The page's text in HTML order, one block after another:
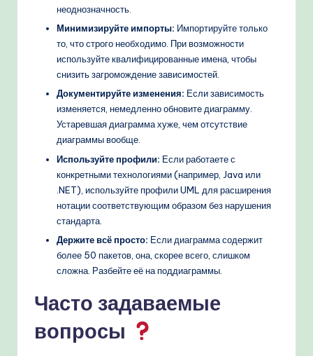
неоднозначность.
Минимизируйте импорты: Импортируйте только
то, что строго необходимо. При возможности
используйте квалифицированные имена, чтобы
снизить загромождение зависимостей.
Документируйте изменения: Если зависимость
изменяется, немедленно обновите диаграмму.
Устаревшая диаграмма хуже, чем отсутствие
диаграммы вообще.
Используйте профили: Если работаете с
конкретными технологиями (например, Java или
.NET), используйте профили UML для расширения
нотации соответствующим образом без нарушения
стандарта.
Держите всё просто: Если диаграмма содержит
более 50 пакетов, она, скорее всего, слишком
сложна. Разбейте её на поддиаграммы.
Часто задаваемые
вопросы